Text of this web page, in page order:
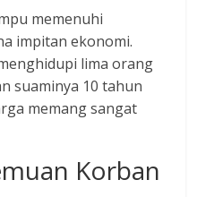
memenuhi
impitan ekonomi.
lima orang
suaminya 10 tahun
memang sangat
Korban